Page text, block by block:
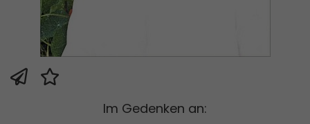
Im Gedenken an: